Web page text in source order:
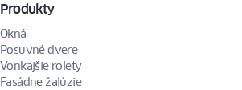
Produkty
Okná
Posuvné dvere
Vonkajšie rolety
Fasádne žalúzie